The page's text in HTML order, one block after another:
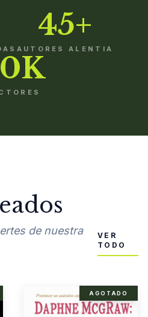
45+
AUTORES ALENTIA
de nuestra
VER
TODO
AGOTADO